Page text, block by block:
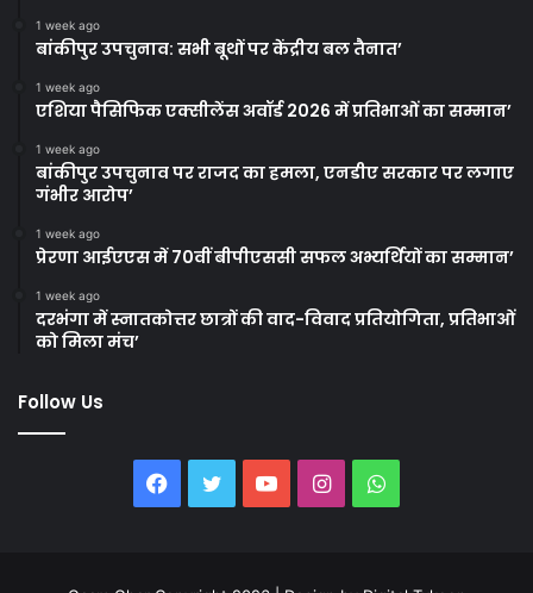
1 week ago
बांकीपुर उपचुनाव: सभी बूथों पर केंद्रीय बल तैनात’
1 week ago
एशिया पैसिफिक एक्सीलेंस अवॉर्ड 2026 में प्रतिभाओं का सम्मान’
1 week ago
बांकीपुर उपचुनाव पर राजद का हमला, एनडीए सरकार पर लगाए
गंभीर आरोप’
1 week ago
प्रेरणा आईएएस में 70वीं बीपीएससी सफल अभ्यर्थियों का सम्मान’
1 week ago
दरभंगा में स्नातकोत्तर छात्रों की वाद-विवाद प्रतियोगिता, प्रतिभाओं
को मिला मंच’
Follow Us
Facebook
TwitterYouTubeInstagramWhatsApp